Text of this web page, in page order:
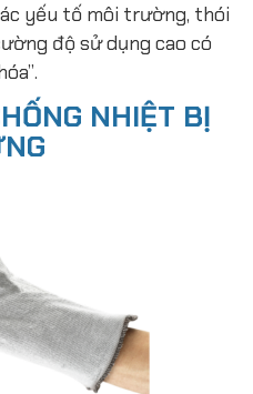
yếu tố môi trường, thói
độ sử dụng cao có
NHIỆT BỊ